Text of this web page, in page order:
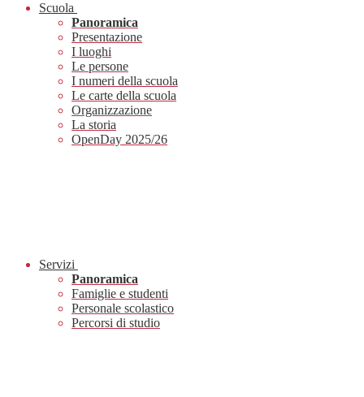
Scuola
Panoramica
Presentazione
I luoghi
Le persone
I numeri della scuola
Le carte della scuola
Organizzazione
La storia
OpenDay 2025/26
Servizi
Panoramica
Famiglie e studenti
Personale scolastico
Percorsi di studio